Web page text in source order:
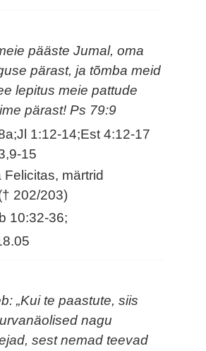
pääste Jumal, oma
pärast, ja tõmba meid
lepitus meie pattude
pärast! Ps 79:9
1:12-14;Est 4:12-17
15
Felicitas, märtrid
202/203)
10:32-36;
„Kui te paastute, siis
nagu
sest nemad teevad